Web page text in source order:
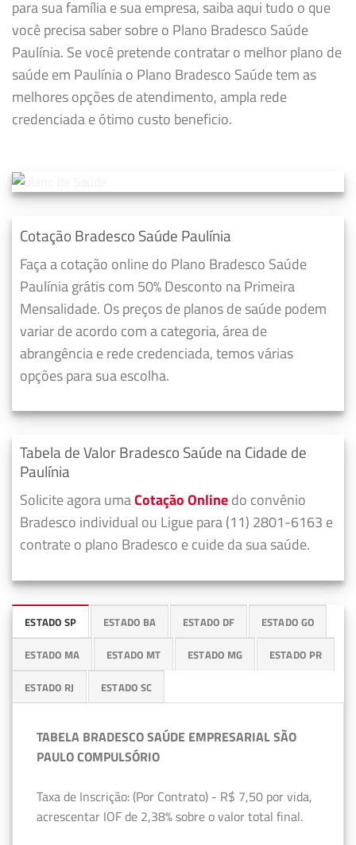
para sua família e sua empresa, saiba aqui tudo o que
você precisa saber sobre o Plano Bradesco Saúde
Paulínia. Se você pretende contratar o melhor plano de
saúde em Paulínia o Plano Bradesco Saúde tem as
melhores opções de atendimento, ampla rede
credenciada e ótimo custo beneficio.
Cotação Bradesco Saúde Paulínia
Faça a cotação online do Plano Bradesco Saúde
Paulínia grátis com 50% Desconto na Primeira
Mensalidade. Os preços de planos de saúde podem
variar de acordo com a categoria, área de
abrangência e rede credenciada, temos várias
opções para sua escolha.
Tabela de Valor Bradesco Saúde na Cidade de
Paulínia
Solicite agora umaCotação Onlinedo convênio
Bradesco individual ou Ligue para (11) 2801-6163 e
contrate o plano Bradesco e cuide da sua saúde.
ESTADO SP ESTADO BA ESTADO DF ESTADO GO
ESTADO MA ESTADO MT ESTADO MG ESTADO PR
ESTADO RJ ESTADO SC
TABELA BRADESCO SAÚDE EMPRESARIAL SÃO
PAULO COMPULSÓRIO
Taxa de Inscrição: (Por Contrato) - R$ 7,50 por vida,
acrescentar IOF de 2,38% sobre o valor total final.